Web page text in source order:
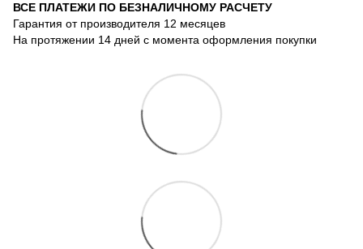
ВСЕ ПЛАТЕЖИ ПО БЕЗНАЛИЧНОМУ РАСЧЕТУ
Гарантия от производителя 12 месяцев
На протяжении 14 дней с момента оформления покупки